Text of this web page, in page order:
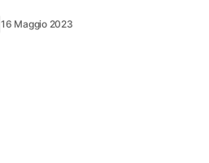
16 Maggio 2023